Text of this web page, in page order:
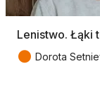
Lenistwo. Łąki
● Dorota